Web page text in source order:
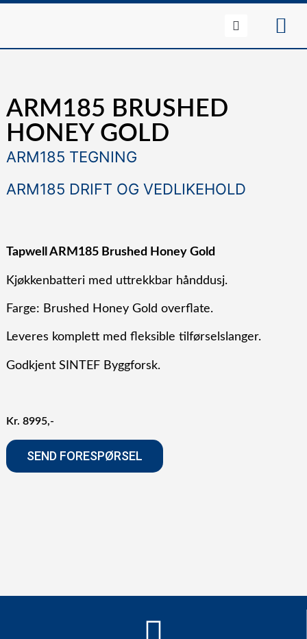
ARM185 BRUSHED
HONEY GOLD
ARM185 TEGNING
ARM185 DRIFT OG VEDLIKEHOLD
Tapwell ARM185 Brushed Honey Gold
Kjøkkenbatteri med uttrekkbar hånddusj.
Farge: Brushed Honey Gold overflate.
Leveres komplett med fleksible tilførselslanger.
Godkjent SINTEF Byggforsk.
Kr 8995
SEND FORESPØRSEL